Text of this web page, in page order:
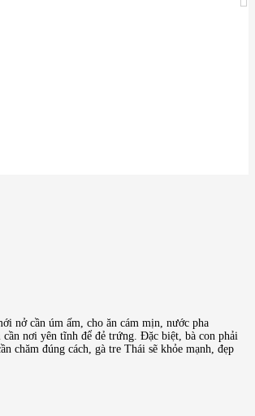
nở cần úm ấm, cho ăn cám mịn, nước pha
nơi yên tĩnh để đẻ trứng. Đặc biệt, bà con phải
chăm đúng cách, gà tre Thái sẽ khỏe mạnh, đẹp